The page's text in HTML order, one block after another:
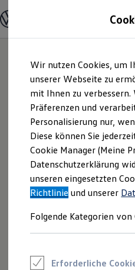
Hauptinhalt
springen
Footer
springen
Modelle und Konfigurator
Modelle vergleichen
Elektroautos
ENERGY
Nutzfahrzeuge
SUV und CUV
Familienautos
Kombis
Kompaktwagen
Sportwagen
Schnell verfügbare
Angebote und Produkte
Aktuelle Angebote
E-Auto-Förderung
Volkswagen
Junge
Saisonangebote
Wir nutzen Cookies, um
unserer Webseite zu
mit Ihnen zu
Präferenzen und
Personalisierung nur,
Diese können Sie
Cookie Manager (Meine
Datenschutzerklärung
unseren eingesetzten
Richtlinie und unserer
Folgende Kategorien
Erforderliche